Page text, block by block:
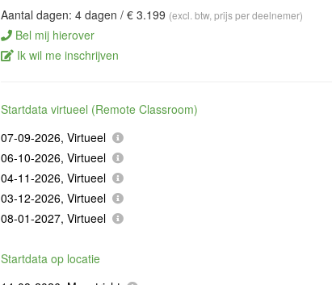
Aantal dagen: 4 dagen / € 3.199 (excl. btw, prijs per deelnemer)
Bel mij hierover
Ik wil me inschrijven
Startdata virtueel (Remote Classroom)
07-09-2026, Virtueel
06-10-2026, Virtueel
04-11-2026, Virtueel
03-12-2026, Virtueel
08-01-2027, Virtueel
Startdata op locatie